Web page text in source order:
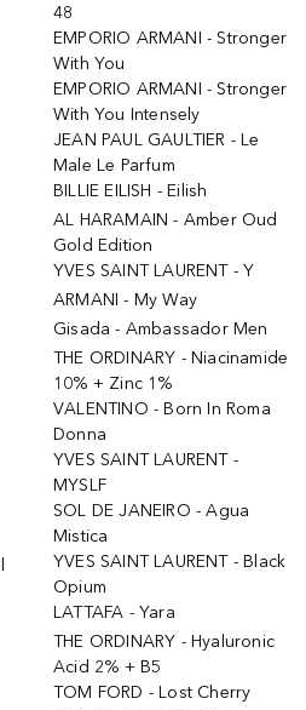
48
EMPORIO ARMANI - Stronger
With You
EMPORIO ARMANI - Stronger
With You Intensely
JEAN PAUL GAULTIER - Le
Male Le Parfum
BILLIE EILISH - Eilish
AL HARAMAIN - Amber Oud
Gold Edition
YVES SAINT LAURENT - Y
ARMANI - My Way
Gisada - Ambassador Men
THE ORDINARY - Niacinamide
10% + Zinc 1%
VALENTINO - Born In Roma
Donna
YVES SAINT LAURENT -
MYSLF
SOL DE JANEIRO - Agua
Mistica
YVES SAINT LAURENT - Black
Opium
LATTAFA - Yara
THE ORDINARY - Hyaluronic
Acid 2% + B5
TOM FORD - Lost Cherry